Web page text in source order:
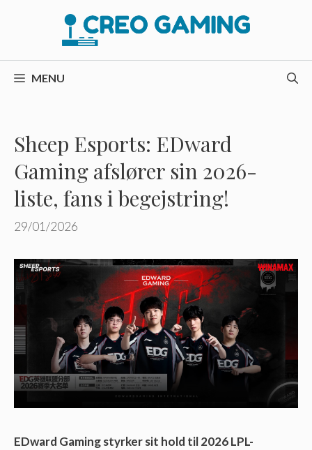
MENU
Sheep Esports: EDward
Gaming afslører sin 2026-
liste, fans i begejstring!
29/01/2026
EDward Gaming styrker sit hold til 2026 LPL-